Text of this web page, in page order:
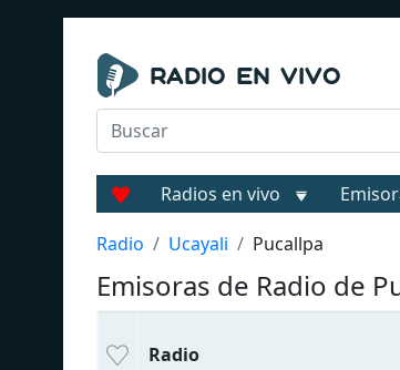
Radios en vivo
Radio Ucayali Pucallpa
Emisoras de Radio de
Radio